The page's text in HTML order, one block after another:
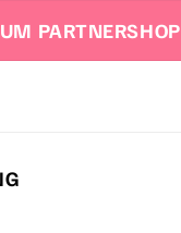
PARTNERSHOP